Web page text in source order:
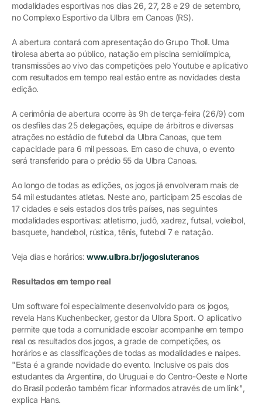
modalidades esportivas nos dias 26, 27, 28 e 29 de setembro,
no Complexo Esportivo da Ulbra em Canoas (RS).
A abertura contará com apresentação do Grupo Tholl. Uma
tirolesa aberta ao público, natação em piscina semiolímpica,
transmissões ao vivo das competições pelo Youtube e aplicativo
com resultados em tempo real estão entre as novidades desta
edição.
A cerimônia de abertura ocorre às 9h de terça-feira (26/9) com
os desfiles das 25 delegações, equipe de árbitros e diversas
atrações no estádio de futebol da Ulbra Canoas, que tem
capacidade para 6 mil pessoas. Em caso de chuva, o evento
será transferido para o prédio 55 da Ulbra Canoas.
Ao longo de todas as edições, os jogos já envolveram mais de
54 mil estudantes atletas. Neste ano, participam 25 escolas de
17 cidades e seis estados dos três países, nas seguintes
modalidades esportivas: atletismo, judô, xadrez, futsal, voleibol,
basquete, handebol, rústica, tênis, futebol 7 e natação.
Veja dias e horários:www.ulbra.br/jogosluteranos
Resultados em tempo real
Um software foi especialmente desenvolvido para os jogos,
revela Hans Kuchenbecker, gestor da Ulbra Sport. O aplicativo
permite que toda a comunidade escolar acompanhe em tempo
real os resultados dos jogos, a grade de competições, os
horários e as classificações de todas as modalidades e naipes.
"Esta é a grande novidade do evento. Inclusive os pais dos
estudantes da Argentina, do Uruguai e do Centro-Oeste e Norte
do Brasil poderão também ficar informados através de um link",
explica Hans.